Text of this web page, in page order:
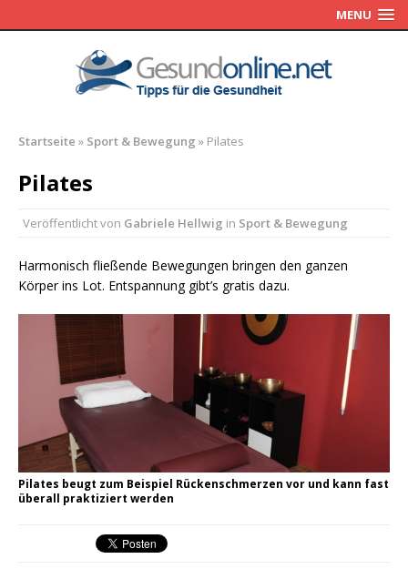
MENU
Startseite » Sport & Bewegung » Pilates
Pilates
Veröffentlicht von Gabriele Hellwig in Sport & Bewegung
Harmonisch fließende Bewegungen bringen den ganzen
Körper ins Lot. Entspannung gibt’s gratis dazu.
Pilates beugt zum Beispiel Rückenschmerzen vor und kann fast
überall praktiziert werden